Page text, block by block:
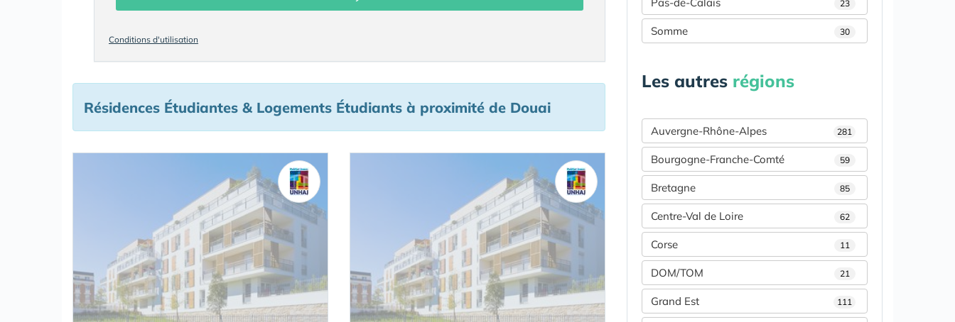
Conditions d'utilisation
Résidences Étudiantes & Logements Étudiants à proximité de Douai
23
Somme 30
Les autres régions
Auvergne-Rhône-Alpes 281
Bourgogne-Franche-Comté 59
Bretagne 85
Centre-Val de Loire 62
Corse 11
DOM/TOM 21
Grand Est 111